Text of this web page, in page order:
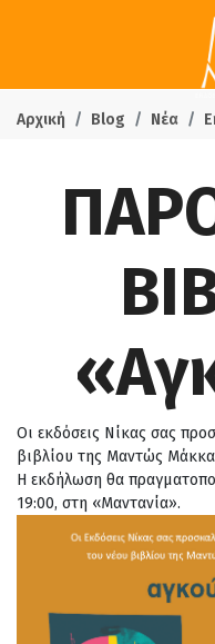
Αρχική Blog Νέα
Οι εκδόσεις Νίκας σας
βιβλίου της Μαντώς
Η εκδήλωση θα
19:00, στη «Μαντανία».